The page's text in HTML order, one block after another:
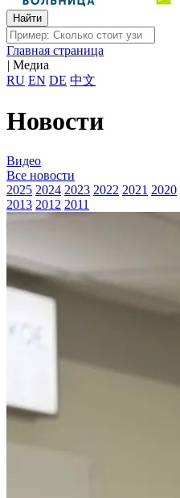
Главная страница
| Медиа
RU EN DE 中文
Новости
Видео
Все новости
2025 2024 2023 2022 2021 2020
2013 2012 2011